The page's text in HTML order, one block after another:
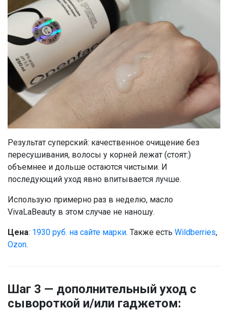
Результат суперский: качественное очищение без
пересушивания, волосы у корней лежат (стоят:)
объемнее и дольше остаются чистыми. И
последующий уход явно впитывается лучше.
Использую примерно раз в неделю, масло
VivaLaBeauty в этом случае не наношу.
Цена: 1930 руб. на сайте марки. Также есть Wildberries,
Ozon.
Шаг 3 — дополнительный уход с
сывороткой и/или гаджетом: